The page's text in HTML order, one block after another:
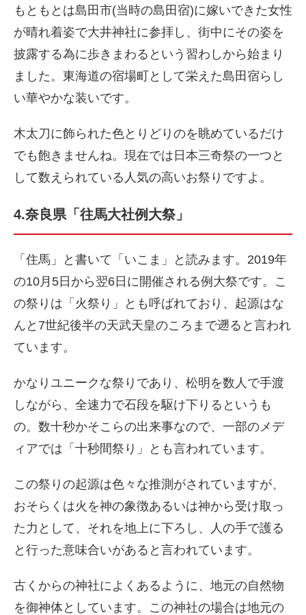
もともとは島田市(当時の島田宿)に嫁いできた女性
が晴れ着姿で大井神社に参拝し、街中にその姿を
披露する為に歩きまわるという習わしから始まり
ました。東海道の宿場町として栄えた島田宿らし
い華やかな装いです。
木太刀に飾られた色とりどりのを眺めているだけ
でも飽きませんね。現在では日本三奇祭の一つと
して数えられている人気の高いお祭りですよ。
4.奈良県「往馬大社例大祭」
「住馬」と書いて「いこま」と読みます。2019年
の10月5日から翌6日に開催される例大祭です。こ
の祭りは「火祭り」とも呼ばれており、起源はな
んと7世紀後半の天武天皇のころまで遡ると言われ
ています。
かなりユニークな祭りであり、松明を数人で手渡
しながら、全速力で石段を駆け下りるというも
の。数十秒かそこらの出来事なので、一部のメデ
ィアでは「十秒間祭り」とも言われています。
この祭りの起源は色々な推測がされていますが、
おそらくは火を神の象徴あるいは神から受け取っ
た力として、それを地上に下ろし、人の手で護る
と行った意味合いがあると言われています。
古くからの神社によくあるように、地元の自然物
を御神体としています。この神社の場合は地元の